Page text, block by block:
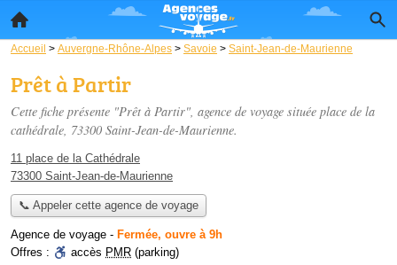
Accueil > Auvergne-Rhône-Alpes > Savoie > Saint-Jean-de-Maurienne
Prêt à Partir
Cette fiche présente "Prêt à Partir", agence de voyage située place de la
cathédrale, 73300 Saint-Jean-de-Maurienne.
11 place de la Cathédrale
73300 Saint-Jean-de-Maurienne
📞 Appeler cette agence de voyage
Agence de voyage - Fermée, ouvre à 9h
Offres :
accès PMR (parking)